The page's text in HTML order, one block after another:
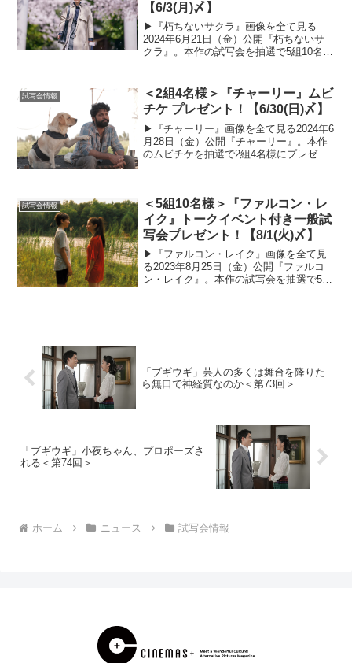
【6/3(月)〆】
▶︎『朽ちないサクラ』画像を全て見る
2024年6月21日（金）公開『朽ちないサ
クラ』。本作の試写会を抽選で5組10名様
ご応募ください。試写会の概要■開催日時
6月12日（...
試写会情報
＜2組4名様＞『チャーリー』ムビ
チケ プレゼント！【6/30(日)〆】
▶︎『チャーリー』画像を全て見る2024年6
月28日（金）公開『チャーリー』。本作
のムビチケを抽選で2組4名様にプレゼン
意数2組4...
試写会情報
＜5組10名様＞『ファルコン・レ
イク』トークイベント付き一般試
写会プレゼント！【8/1(火)〆】
▶︎『ファルコン・レイク』画像を全て見
る2023年8月25日（金）公開『ファルコ
ン・レイク』。本作の試写会を抽選で5組
「ブギウギ」芸人の多くは舞台を降りた
ら無口で神経質なのか＜第73回＞
「ブギウギ」小夜ちゃん、プロポーズさ
れる＜第74回＞
ホーム ニュース 試写会情報